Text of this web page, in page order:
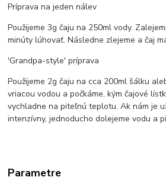
Príprava na jeden nálev
Použijeme 3g čaju na 250ml vody.
minúty lúhovať. Následne zlejeme a čaj
'Grandpa-style' príprava
Použijeme 2g čaju na cca 200ml šálku
vriacou vodou a počkáme, kým čajové
vychladne na piteľnú teplotu. Ak nám je
intenzívny, jednoducho dolejeme vodu a
Parametre